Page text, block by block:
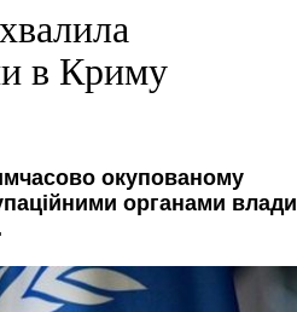
в Криму
окупованому
органами влади